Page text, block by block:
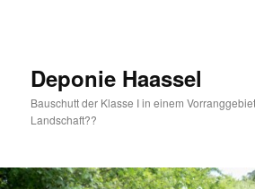
Deponie Haassel
Bauschutt der Klasse I in einem
Landschaft??